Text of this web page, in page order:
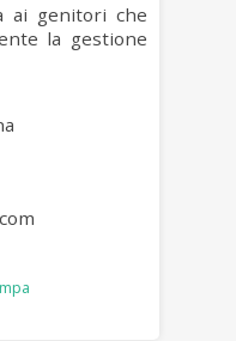
ai genitori che
la gestione